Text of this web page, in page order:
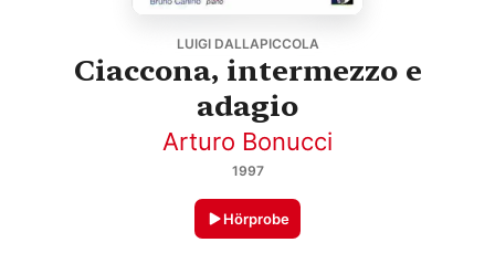
LUIGI DALLAPICCOLA
Ciaccona, intermezzo e
adagio
Arturo Bonucci
1997
Hörprobe